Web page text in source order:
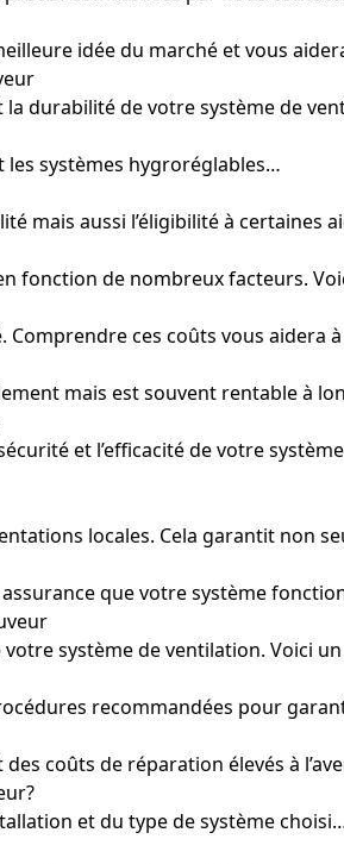
idée du marché et vous
durabilité de votre système de
les systèmes hygroréglables…
mais aussi l’éligibilité à certaines
fonction de nombreux facteurs.
Comprendre ces coûts vous
mais est souvent rentable à
et l’efficacité de votre
locales. Cela garantit non
que votre système
système de ventilation. Voici
recommandées pour
coûts de réparation élevés à
et du type de système